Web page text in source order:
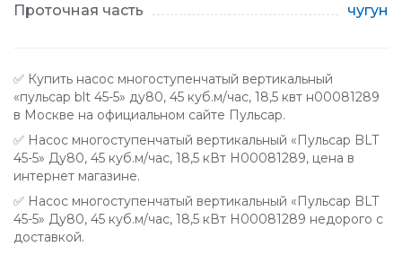
Проточная часть
чугун
✅ Купить насос многоступенчатый вертикальный
«пульсар blt 45-5» ду80, 45 куб.м/час, 18,5 квт н00081289
в Москве на официальном сайте Пульсар.
✅ Насос многоступенчатый вертикальный «Пульсар BLT
45-5» Ду80, 45 куб.м/час, 18,5 кВт Н00081289, цена в
интернет магазине.
✅ Насос многоступенчатый вертикальный «Пульсар BLT
45-5» Ду80, 45 куб.м/час, 18,5 кВт Н00081289 недорого с
доставкой.